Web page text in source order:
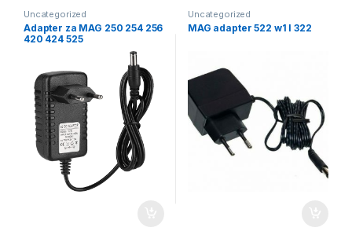
Uncategorized
Adapter za MAG 250 254 256
420 424 525
Uncategorized
MAG adapter 522 w1 I 322